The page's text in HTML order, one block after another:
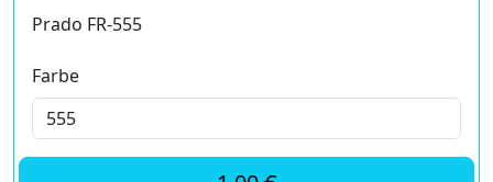
Prado FR-555
Farbe